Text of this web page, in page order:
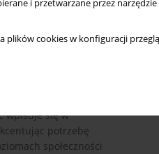
i przetwarzane przez
plików cookies w konfiguracji
Klinice Psychiatrii
dla pacjentów w
wpisuje się w
potrzebę
społeczności